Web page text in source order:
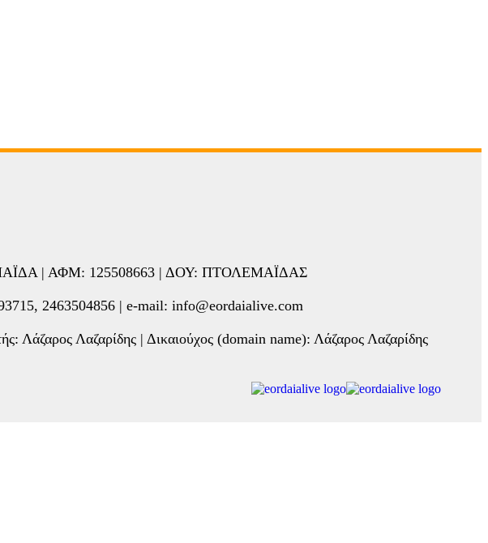
| ΑΦΜ: 125508663 | ΔΟΥ: ΠΤΟΛΕΜΑΪΔΑΣ
2463504856 | e-mail: info@eordaialive.com
Λάζαρος Λαζαρίδης | Δικαιούχος (domain name): Λάζαρος Λαζαρίδης